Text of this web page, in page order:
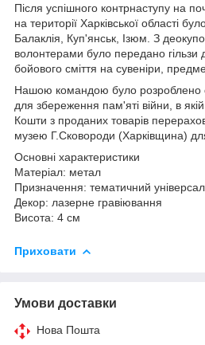
Після успішного контрнаступу на
на території Харківської області
Балаклія, Куп'янськ, Ізюм. З
волонтерами було передано гільзи
бойового сміття на сувеніри,
Нашою командою було розроблено
для збереження пам'яті війни, в
Кошти з проданих товарів
музею Г.Сковороди (Харківщина)
Основні характеристики
Матеріал: метал
Призначення: тематичний
Декор: лазерне гравіювання
Висота: 4 см
Приховати
Умови доставки
Нова Пошта